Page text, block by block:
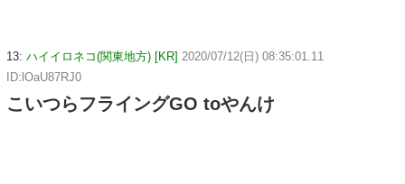
13: ハイイロネコ(関東地方) [KR] 2020/07/12(日) 08:35:01.11
ID:lOaU87RJ0
こいつらフライングGO toやんけ